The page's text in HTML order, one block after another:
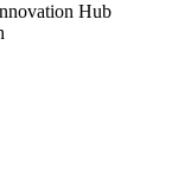
Hub